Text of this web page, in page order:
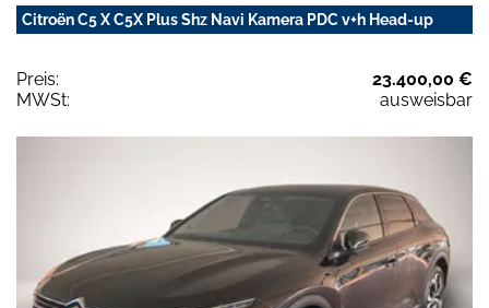
Citroën C5 X C5X Plus Shz Navi Kamera PDC v+h Head-up
Preis:
23.400,00 €
MWSt:
ausweisbar